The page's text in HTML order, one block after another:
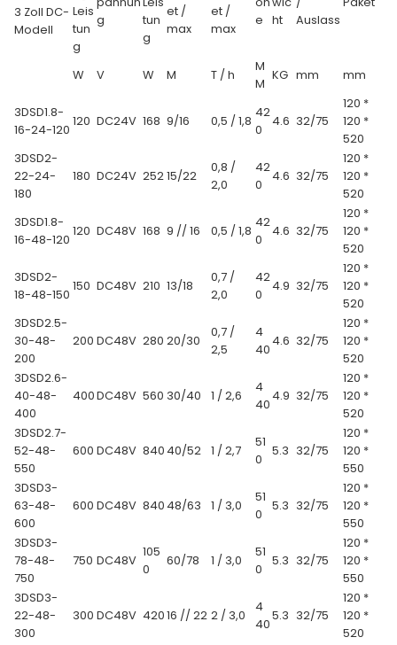
3 Zoll DC-
Modell
Leis
tun
g
g
tun
g
et /
max
et /
max
e
ht
Auslass
W V W M T / h
M
M
KG mm mm
3DSD1.8-
16-24-120
120 DC24V 168 9/16 0,5 / 1,8
42
0
4.6 32/75
120 *
120 *
520
3DSD2-
22-24-
180
180 DC24V 25215/22
0,8 /
2,0
42
0
4.6 32/75
120 *
120 *
520
3DSD1.8-
16-48-120
120 DC48V 168 9 // 16 0,5 / 1,8
42
0
4.6 32/75
120 *
120 *
520
3DSD2-
18-48-150
150 DC48V 210 13/18
0,7 /
2,0
42
0
4.9 32/75
120 *
120 *
520
3DSD2.5-
30-48-
200
200 DC48V 280 20/30
0,7 /
2,5
4
40
4.6 32/75
120 *
120 *
520
3DSD2.6-
40-48-
400
400DC48V 560 30/40 1 / 2,6
4
40
4.9 32/75
120 *
120 *
520
3DSD2.7-
52-48-
550
600 DC48V 84040/52 1 / 2,7
51
0
5.3 32/75
120 *
120 *
550
3DSD3-
63-48-
600
600 DC48V 84048/63 1 / 3,0
51
0
5.3 32/75
120 *
120 *
550
3DSD3-
78-48-
750
750 DC48V
105
0
60/78 1 / 3,0
51
0
5.3 32/75
120 *
120 *
550
3DSD3-
22-48-
300
300 DC48V 42016 // 22 2 / 3,0
4
40
5.3 32/75
120 *
120 *
520